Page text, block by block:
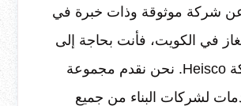
شركة موثوقة وذات خبرة في
في الكويت، فأنت بحاجة إلى
البحث عن شركة Heisco. نحن نقدم مجموعة
لشركات البناء من جميع